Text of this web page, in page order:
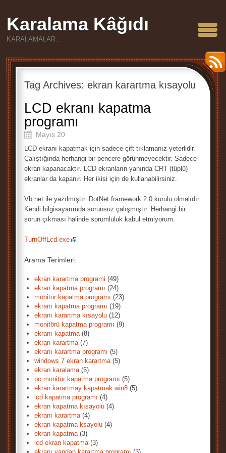
Karalama Kâğıdı
KARALAMALAR…
Tag Archives: ekran karartma kısayolu
LCD ekranı kapatma
programı
Mayıs 20
LCD ekranı kapatmak için sadece çift tıklamanız yeterlidir.
Çalıştığında herhangi bir pencere görünmeyecektir. Sadece
ekran kapanacaktır. LCD ekranların yanında CRT (tüplü)
ekranlar da kapanır. Her ikisi için de kullanabilirsiniz.
Vb.net ile yazılmıştır. DotNet framework 2.0 kurulu olmalıdır.
Kendi bilgisayarımda sorunsuz çalışmıştır. Herhangi bir
sorun çıkması halinde sorumluluk kabul etmiyorum.
TurnOffLcd.exe
Arama Terimleri:
ekran karartma programi (49)
ekran kapatma programı (24)
monitör kapatma programı (23)
ekranı kapatma programı (19)
ekranı karartma kısayolu (12)
monitörü kapatma programı (9)
ekranı kapatma(8)
ekran karartma(7)
ekranı karartma programı (5)
windows 7 ekran karartma(5)
ekran karalama(5)
pc monitör kapatma programı (5)
ekran karartmay kapatmak win8 (5)
lcd kapatma programı (4)
ekran kapatma kısayolu (4)
ekranı karartma(4)
ekran kapatma ksayolu (4)
ekran kapatma(3)
lcd ekran kapatma(3)